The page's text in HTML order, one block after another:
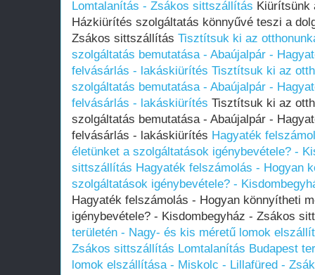
Lomtalanítás - Zsákos sittszállítás Kiürítsünk
Házkiürítés szolgáltatás könnyűvé teszi a
Zsákos sittszállítás Tisztítsuk ki az
szolgáltatás bemutatása - Abaújalpár -
felvásárlás - lakáskiürítés Tisztítsuk ki az
szolgáltatás bemutatása - Abaújalpár -
felvásárlás - lakáskiürítés Tisztítsuk ki az
szolgáltatás bemutatása - Abaújalpár -
felvásárlás - lakáskiürítés Hagyaték
életünket a szolgáltatások igénybevétele? -
sittszállítás Hagyaték felszámolás - Hogyan
szolgáltatások igénybevétele? -
Hagyaték felszámolás - Hogyan könnyítheti
igénybevétele? - Kisdombegyház - Zsákos
területén - Nagy- és kis méretű lomok
Zsákos sittszállítás Lomtalanítás Budapest
lomok elszállítása - Miskolc - Lillafüred -